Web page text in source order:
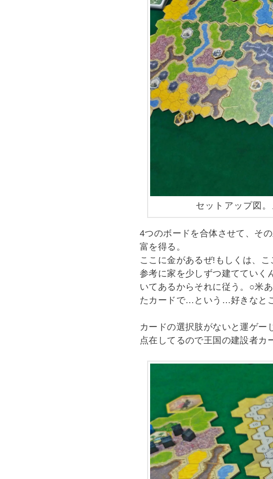
セットアップ図
4つのボードを合体させて、そ
富を得る。
ここに金があるぜ!もしくは、
参考に家を少しずつ建てていく
いてあるからそれに従う。○米
たカードで…という…好きなと
カードの選択肢がないと運ゲー
点在してるので王国の建設者カ